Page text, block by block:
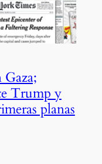
Trump y
planas